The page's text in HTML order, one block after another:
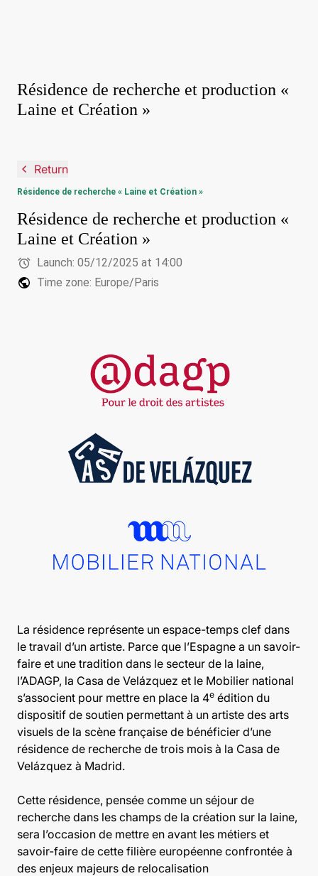
Résidence de recherche et production «
Laine et Création »
navigate_before Return
Résidence de recherche « Laine et Création »
Résidence de recherche et production «
Laine et Création »
alarm Launch: 05/12/2025 at 14:00
public Time zone: Europe/Paris
La résidence représente un espace-temps clef dans
le travail d’un artiste. Parce que l’Espagne a un savoir-
faire et une tradition dans le secteur de la laine,
l’ADAGP, la Casa de Velázquez et le Mobilier national
s’associent pour mettre en place la 4e édition du
dispositif de soutien permettant à un artiste des arts
visuels de la scène française de bénéficier d’une
résidence de recherche de trois mois à la Casa de
Velázquez à Madrid.
Cette résidence, pensée comme un séjour de
recherche dans les champs de la création sur la laine,
sera l’occasion de mettre en avant les métiers et
savoir-faire de cette filière européenne confrontée à
des enjeux majeurs de relocalisation